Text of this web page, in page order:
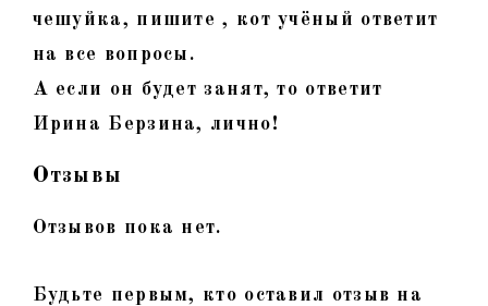
чешуйка, пишите , кот учёный ответит
на все вопросы.
А если он будет занят, то ответит
Ирина Берзина, лично!
Отзывы
Отзывов пока нет.
Будьте первым, кто оставил отзыв на